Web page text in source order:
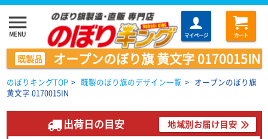
menu
MENU マイページ カート
既製品 オープンのぼり旗 黄文字 0170015IN
のぼりキングTOP > 既製のぼり旗のデザイン一覧 > オープンのぼり旗
黄文字 0170015IN
出荷日の目安 地域別お届け目安